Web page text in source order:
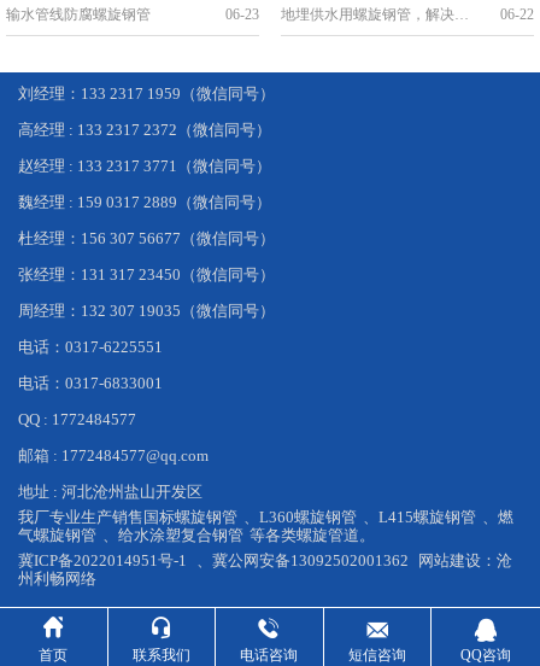

首页

联系我们

电话咨询

短信咨询

QQ咨询
输水管线防腐螺旋钢管 06-23 地埋供水用螺旋钢管，解决城市供水难题 06-22
刘经理：133 2317 1959（微信同号）
高经理 : 133 2317 2372（微信同号）
赵经理 : 133 2317 3771（微信同号）
魏经理 : 159 0317 2889（微信同号）
杜经理：156 307 56677（微信同号）
张经理：131 317 23450（微信同号）
周经理：132 307 19035（微信同号）
电话：0317-6225551
电话：0317-6833001
QQ : 1772484577
邮箱 : 1772484577@qq.com
地址 : 河北沧州盐山开发区
我厂专业生产销售 国标螺旋钢管 L360螺旋钢管 L415螺旋钢管
燃
气螺旋钢管
给水涂塑复合钢管 等各类螺旋管道。
冀ICP备2022014951号-1
冀公网安备13092502001362 网站建设： 沧
州利畅网络